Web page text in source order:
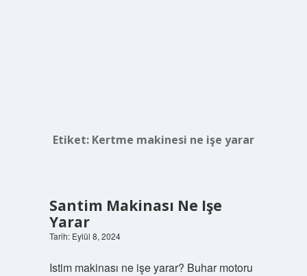
Etiket: Kertme makinesi ne işe yarar
Santim Makinası Ne Işe
Yarar
Tarih: Eylül 8, 2024
Istim makinası ne işe yarar? Buhar motoru